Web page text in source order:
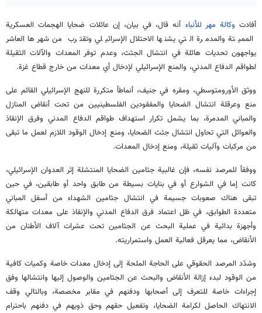
أفادت وكالة مهر للأنباء أنه قال، في بيان، إن عائلات ضحايا الهجمات العسكرية
المميتة والمدمرة التي يشنها الاحتلال الإسرائيلي وتقترب من شهرها العاشر
يواجهون تحديات هائلة في انتشال الجثث، وعدم توفر المعدات والآلات الثقيلة
لطواقم الدفاع المدني، والمنع الإسرائيلي لإدخال أي معدات من خارج قطاع غزة.
ووثق الأورومتوسطي، ومقره في جنيف، أنماطاً متكررة للنهج الإسرائيلي القائم على
منع وعرقلة انتشال الضحايا والمفقودين الفلسطينيين من تحت أنقاض المنازل
والمباني المدمرة، بما يشمل تكرار استهداف طواقم الدفاع المدني وفرق الإنقاذ
والعوائل التي تحاول انتشال جثث الضحايا، ومنع إدخال الوقود اللازم لعمل ما تبقى
من مركبات وآليات ثقيلة، ومنع إدخال المعدات.
ووفقاً للمرصد نفسه، فإن غالبية جثامين الضحايا المنتشلة إثر العدوان الإسرائيلي،
كانت إما في الشوارع أو في بنايات بسيطة من طابق واحد أو طابقين، في حين
تبقى هناك صعوبات جسيمة في انتشال جثامين الشهداء من أسفل المباني
متعددة الطوابق، في ظل اعتماد فرق الدفاع المدني والإنقاذ على معدات متهالكة
وأجهزة بدائية في عملية البحث عن الجثامين تحت عشرات آلاف الأطنان من
الأنقاض، مما يعرقل فعالية العمل واستمراريته.
وشدّد المرصد الحقوقي على الحاجة الملحة إلى إدخال معدات خاصة وكميات كافية
من الوقود لبدء إزالة الأنقاض والبحث عن الجثامين والوصول إليها وانتشالها وفق
إجراءات خاصة للتعرف إلى أصحابها ودفنهم في مقابر مخصصة، وبالتالي وقف
الانتهاك الحاصل لكرامة الضحايا، وتفعيل حقهم وحق ذويهم في دفنهم باحترام